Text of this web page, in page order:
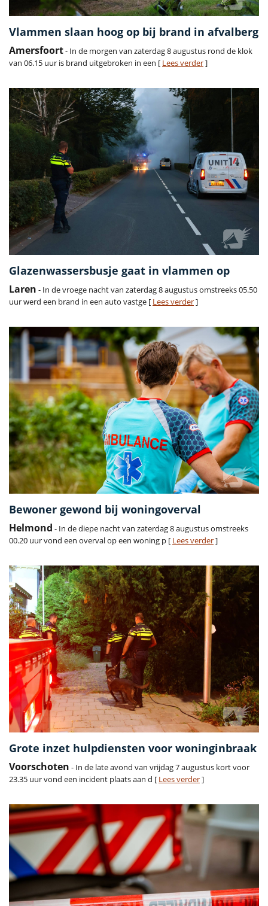
Vlammen slaan hoog op bij brand in afvalberg
Amersfoort- In de morgen van zaterdag 8 augustus rond de klok
van 06.15 uur is brand uitgebroken in een [ Lees verder]
Glazenwassersbusje gaat in vlammen op
Laren - In de vroege nacht van zaterdag 8 augustus omstreeks 05.50
uur werd een brand in een auto vastge [ Lees verder]
Bewoner gewond bij woningoverval
Helmond - In de diepe nacht van zaterdag 8 augustus omstreeks
00.20 uur vond een overval op een woning p [ Lees verder]
Grote inzet hulpdiensten voor woninginbraak
Voorschoten - In de late avond van vrijdag 7 augustus kort voor
23.35 uur vond een incident plaats aan d [ Lees verder]